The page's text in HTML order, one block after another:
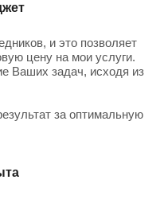
и это позволяет
цену на мои услуги.
Ваших задач, исходя из
за оптимальную